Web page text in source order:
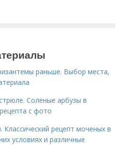
раньше. Выбор места,
Соленые арбузы в
с фото
рецепт моченых в
условиях и различные